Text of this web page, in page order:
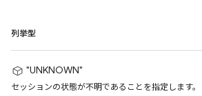
列挙型
"UNKNOWN"
セッションの状態が不明であることを指定します。